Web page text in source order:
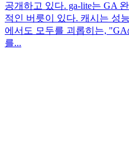
공개하고 있다. ga-lite는 GA
적인 버릇이 있다. 캐시는 성
에서도 모두를 괴롭히는,
를...